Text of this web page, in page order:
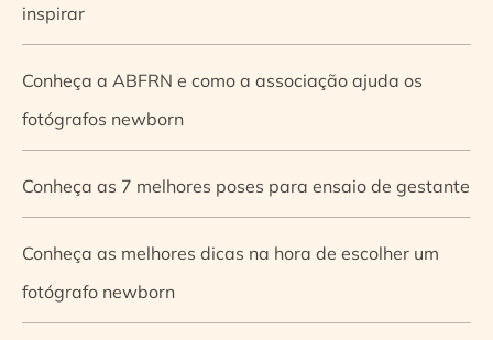
inspirar
Conheça a ABFRN e como a associação ajuda os
fotógrafos newborn
Conheça as 7 melhores poses para ensaio de gestante
Conheça as melhores dicas na hora de escolher um
fotógrafo newborn